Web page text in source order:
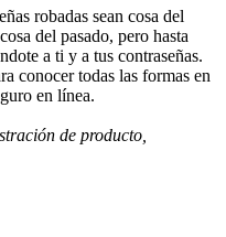
robadas sean cosa del
del pasado, pero hasta
a ti y a tus contraseñas.
conocer todas las formas en
en línea.
de producto,